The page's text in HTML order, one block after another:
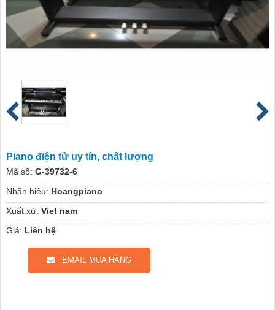
Piano điện tử uy tín, chất lượng
Mã số: G-39732-6
Nhãn hiệu: Hoangpiano
Xuất xứ: Viet nam
Giá: Liên hệ
EMAIL MUA HÀNG